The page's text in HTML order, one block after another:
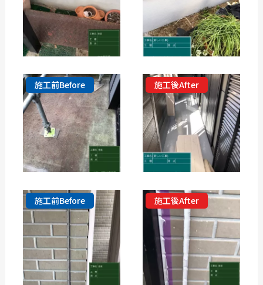
施工前Before 施工後After
施工前Before 施工後After